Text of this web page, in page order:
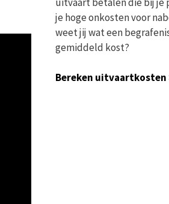
je hoge onkosten voor
weet jij wat een
gemiddeld kost?
Bereken uitvaartkosten